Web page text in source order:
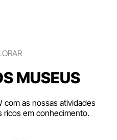
MUSEUS
com as nossas atividades
em conhecimento.